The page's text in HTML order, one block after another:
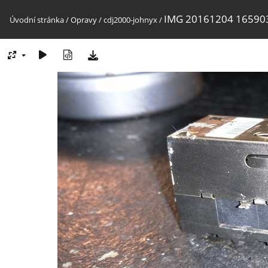
Úvodní stránka/Opravy/cdj2000-johnyx/ IMG 20161204